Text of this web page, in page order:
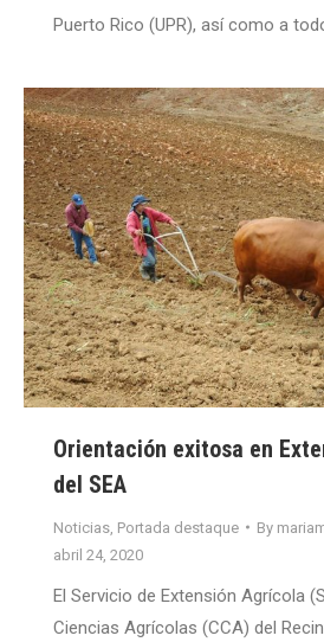
Puerto Rico (UPR), así como a
Orientación exitosa en
del SEA
Noticias Portada destaque By
abril 24, 2020
El Servicio de Extensión Agrícola
Ciencias Agrícolas (CCA) del